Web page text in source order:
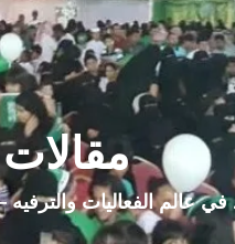
في عالم الفعاليات